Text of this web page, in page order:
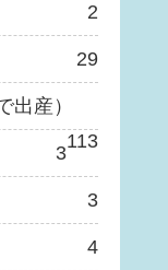
2
29
出産）
113
3
3
4